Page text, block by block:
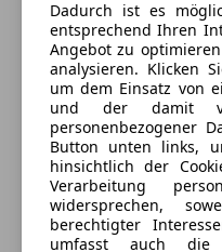
Energieverbrauch
Kraftstoff
Ausstattung
Komfort
Mehr anzeigen
Dadurch ist es
entsprechend Ihren
Angebot zu
analysieren. Klicken
um dem Einsatz von
und der damit
personenbezogener
Button unten links,
hinsichtlich der
Verarbeitung
widersprechen,
berechtigter
umfasst auch die